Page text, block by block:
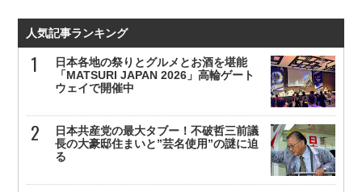
人気記事ランキング
日本各地の祭りとグルメとお酒を堪能
「MATSURI JAPAN 2026」高輪ゲート
ウェイで開催中
日本共産党の最大タブー！不破哲三前議
長の大豪邸住まいと”芸名使用”の謎に迫
る